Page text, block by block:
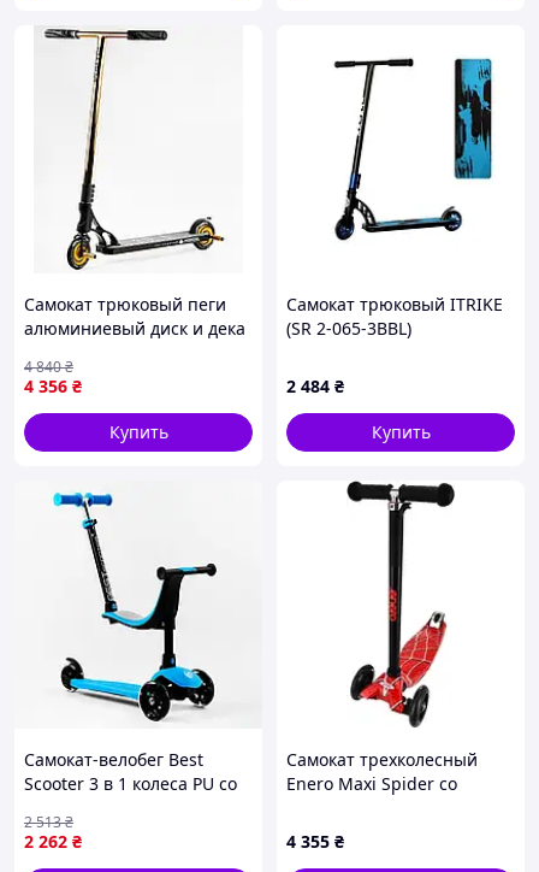
Максимальная нагрузка: 100 кг
Тип: Трюковой самокат
Возраст: От 8 лет
Вес: 3.95 кг
Цвет: Черно/синий
Страна регистрации бренда: Польша
Самокат SportVida Stunt RS9 – это сочетание стильного
дизайна и высокой функциональности, что позволяет
наслаждаться скачками и трюками с максимальным
комфортом и безопасностью.
Самокат трюковый пеги
алюминиевый диск и дека
HIC-система PU Black and
gold (114054)
4 356 ₴
4 840₴
Купить
Самокат трюковый ITRIKE
(SR 2-065-3BBL)
PU d=110мм, Поворот руля
на 360 градусов
2 484 ₴
Купить
Самокат-велобег Best
Scooter 3 в 1 колеса PU со
родительская ручка 50 кг
Blue (106697)
2 262 ₴
2 513₴
Самокат трехколесный
Enero Maxi Spider со
4 355 ₴